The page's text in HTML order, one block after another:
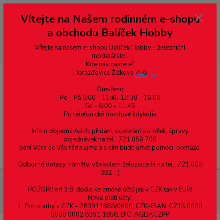
--- pro zákazníky ze Slovenska a jiných zemí, pokud chcete platit v eurech
přepněte si e-shop na euro 💶 pro přepočet měny - pravý horní roh ---
dobírky – pokud si z nějakého důvodu zásilku nevyzvednete, bude po
domluvě zaslána znovu s opětovnou platbou za poštovné, v opačném
případě bude zrušena a účet přidán na blacklist a rušeny následující
objednávky.
Menu
CZK
Univerzální vrut, půlkulatá hlava, celý závit, drážka Pozidrive, zinek bílý,
3.5x16 mm
Vítejte na Našem rodinném e-shopu
a obchodu Balíček Hobby
Vítejte na našem e-shopu Balíček Hobby - železniční
modelářství.
Kde nás najdete?
Horažďovice Žižkova 758
Otevřeno
Po - Pá 8:00 - 11:45 12:30 - 16:00
So - 8:00 - 11:45
Po telefonické domluvě kdykoliv
Info o objednávkách, přidání, odebrání položek, úpravy
objednávek na tel.: 721 050 700
paní Věra se Vás ráda ujme a s čím bude umět pomoci, pomůže.
Odborné dotazy, náměty, vše kolem železnice Já na tel.: 721 050
382 :-)
POZOR!! od 3.8. došlo ke změně účtů jak v CZK tak v EUR!
Nově platí účty:
1. Pro platby v CZK - 283911858/0600, CZK-IBAN: CZ15 0600
0000 0002 8391 1858, BIC: AGBACZPP